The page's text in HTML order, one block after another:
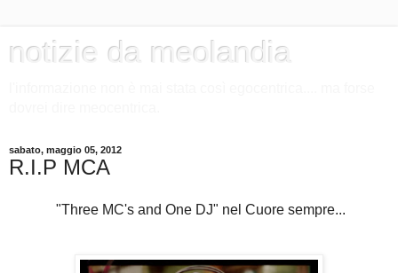
notizie da meolandia
sabato, maggio 05, 2012
R.I.P MCA
"Three MC's and One DJ" nel Cuore sempre...